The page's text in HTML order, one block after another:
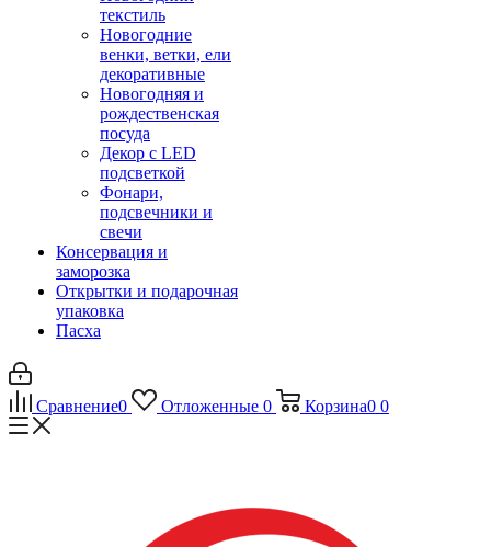
текстиль
Новогодние
венки, ветки, ели
декоративные
Новогодняя и
рождественская
посуда
Декор с LED
подсветкой
Фонари,
подсвечники и
свечи
Консервация и
заморозка
Открытки и подарочная
упаковка
Пасха
Сравнение0 Отложенные 0 Корзина0 0